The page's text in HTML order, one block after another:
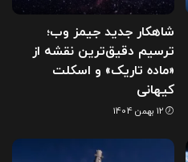
شاهکار جدید جیمز وب؛
ترسیم دقیق‌ترین نقشه از
«ماده تاریک» و اسکلت
کیهانی
12 بهمن 1404